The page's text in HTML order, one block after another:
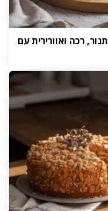
רכה ואוורירית עם